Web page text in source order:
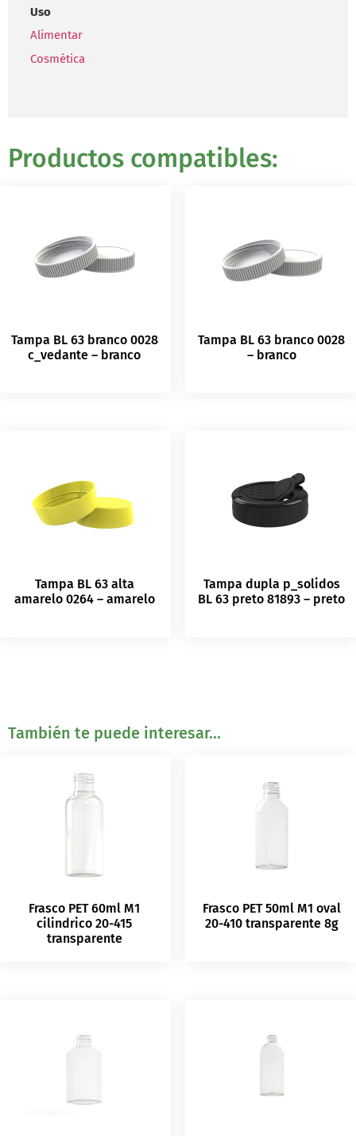
Uso
Alimentar
Cosmética
Productos compatibles:
Tampa BL 63 branco 0028
c_vedante – branco
Tampa BL 63 branco 0028
– branco
Tampa BL 63 alta
amarelo 0264 – amarelo
Tampa dupla p_solidos
BL 63 preto 81893 – preto
También te puede interesar...
Frasco PET 60ml M1
cilindrico 20-415
transparente
Frasco PET 50ml M1 oval
20-410 transparente 8g